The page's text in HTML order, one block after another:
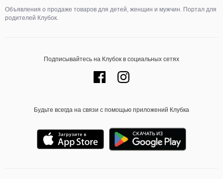
Объявления о продаже товаров для детей, женщин и мужчин. Портал для
родителей Клубок.
Подписывайтесь на Клубок в социальных сетях
Будьте всегда на связи с помощью приложений Клубка